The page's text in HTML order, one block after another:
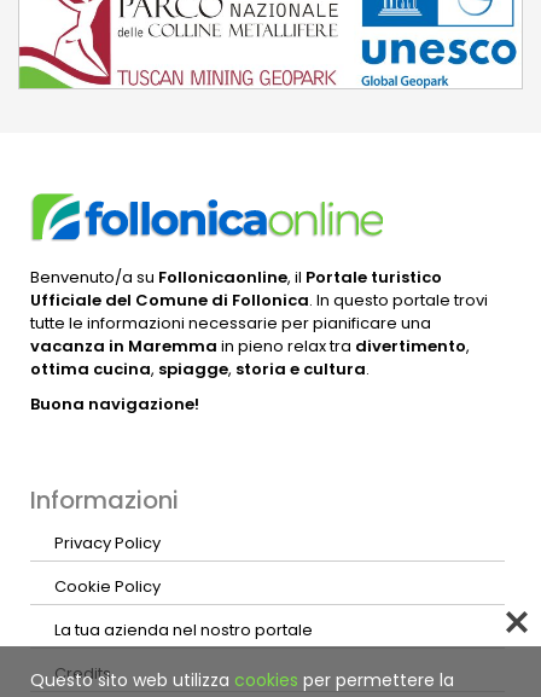
Benvenuto/a su Follonicaonline, il Portale turistico
Ufficiale del Comune di Follonica. In questo portale trovi
tutte le informazioni necessarie per pianificare una
vacanza in Maremma in pieno relax tra divertimento,
ottima cucina, spiagge, storia e cultura.
Buona navigazione!
Informazioni
Privacy Policy
Cookie Policy
La tua azienda nel nostro portale
Credits
Questo sito web utilizza cookies per permettere la